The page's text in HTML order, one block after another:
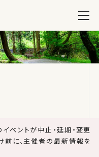
ベントが中止・延期・変更
前に、主催者の最新情報を